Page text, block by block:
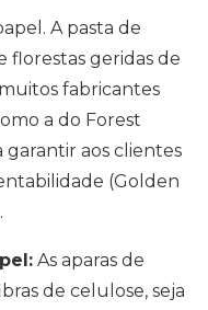
A pasta de
geridas de
fabricantes
a do Forest
garantir aos clientes
(Golden
As aparas de
de celulose, seja